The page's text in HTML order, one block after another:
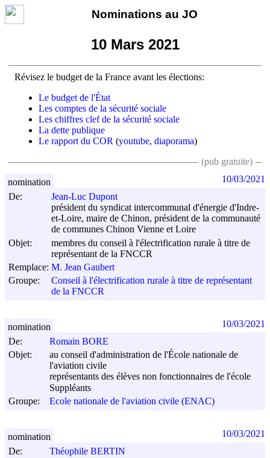
Nominations au JO
10 Mars 2021
Révisez le budget de la France avant les élections:
Le budget de l'État
Les comptes de la sécurité sociale
Les chiffres clef de la sécurité sociale
La dette publique
Le rapport du COR (youtube, diaporama)
(pub gratuite)
De:
Jean-Luc Dupont
président du syndicat intercommunal d'énergie d'Indre-
et-Loire, maire de Chinon, président de la communauté
de communes Chinon Vienne et Loire
Objet:
membres du conseil à l'électrification rurale à titre de
représentant de la FNCCR
Remplace: M. Jean Gaubert
Groupe:
Conseil à l'électrification rurale à titre de représentant
de la FNCCR
nomination 10/03/2021
De:
Romain BORE
Objet:
au conseil d'administration de l'École nationale de
l'aviation civile
représentants des élèves non fonctionnaires de l'école
Suppléants
Groupe:
Ecole nationale de l'aviation civile (ENAC)
nomination 10/03/2021
De:
Théophile BERTIN
nomination 10/03/2021